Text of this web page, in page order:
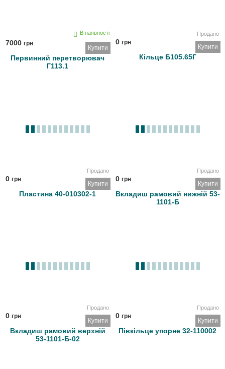
В наявності
7000 грн
Купити
Первинний перетворювач
Г113.1
Продано
0 грн
Купити
Кільце Б105.65Г
Продано
0 грн
Купити
Пластина 40-010302-1
Продано
0 грн
Купити
Вкладиш рамовий нижній 53-
1101-Б
Продано
0 грн
Купити
Вкладиш рамовий верхній
53-1101-Б-02
Продано
0 грн
Купити
Півкільце упорне 32-110002